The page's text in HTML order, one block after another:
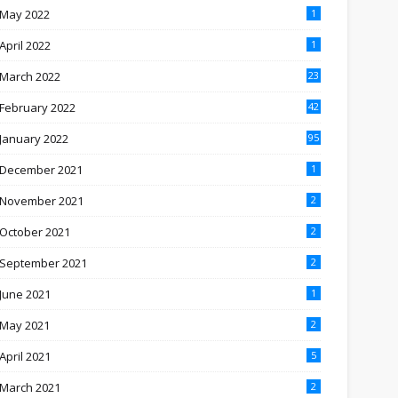
May 2022 1
April 2022 1
March 2022 23
February 2022 42
January 2022 95
December 2021 1
November 2021 2
October 2021 2
September 2021 2
June 2021 1
May 2021 2
April 2021 5
March 2021 2